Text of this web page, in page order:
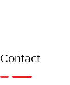
Contact